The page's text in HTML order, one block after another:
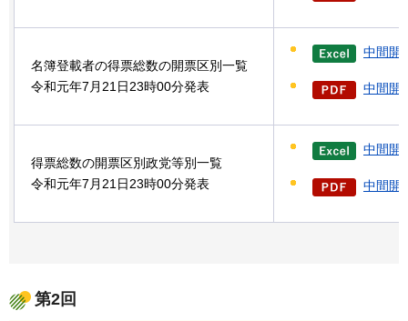
名簿登載者の得票総数の開票区別一覧
令和元年7月21日23時00分発表
中間開
中間開
得票総数の開票区別政党等別一覧
令和元年7月21日23時00分発表
中間開
中間開
第2回